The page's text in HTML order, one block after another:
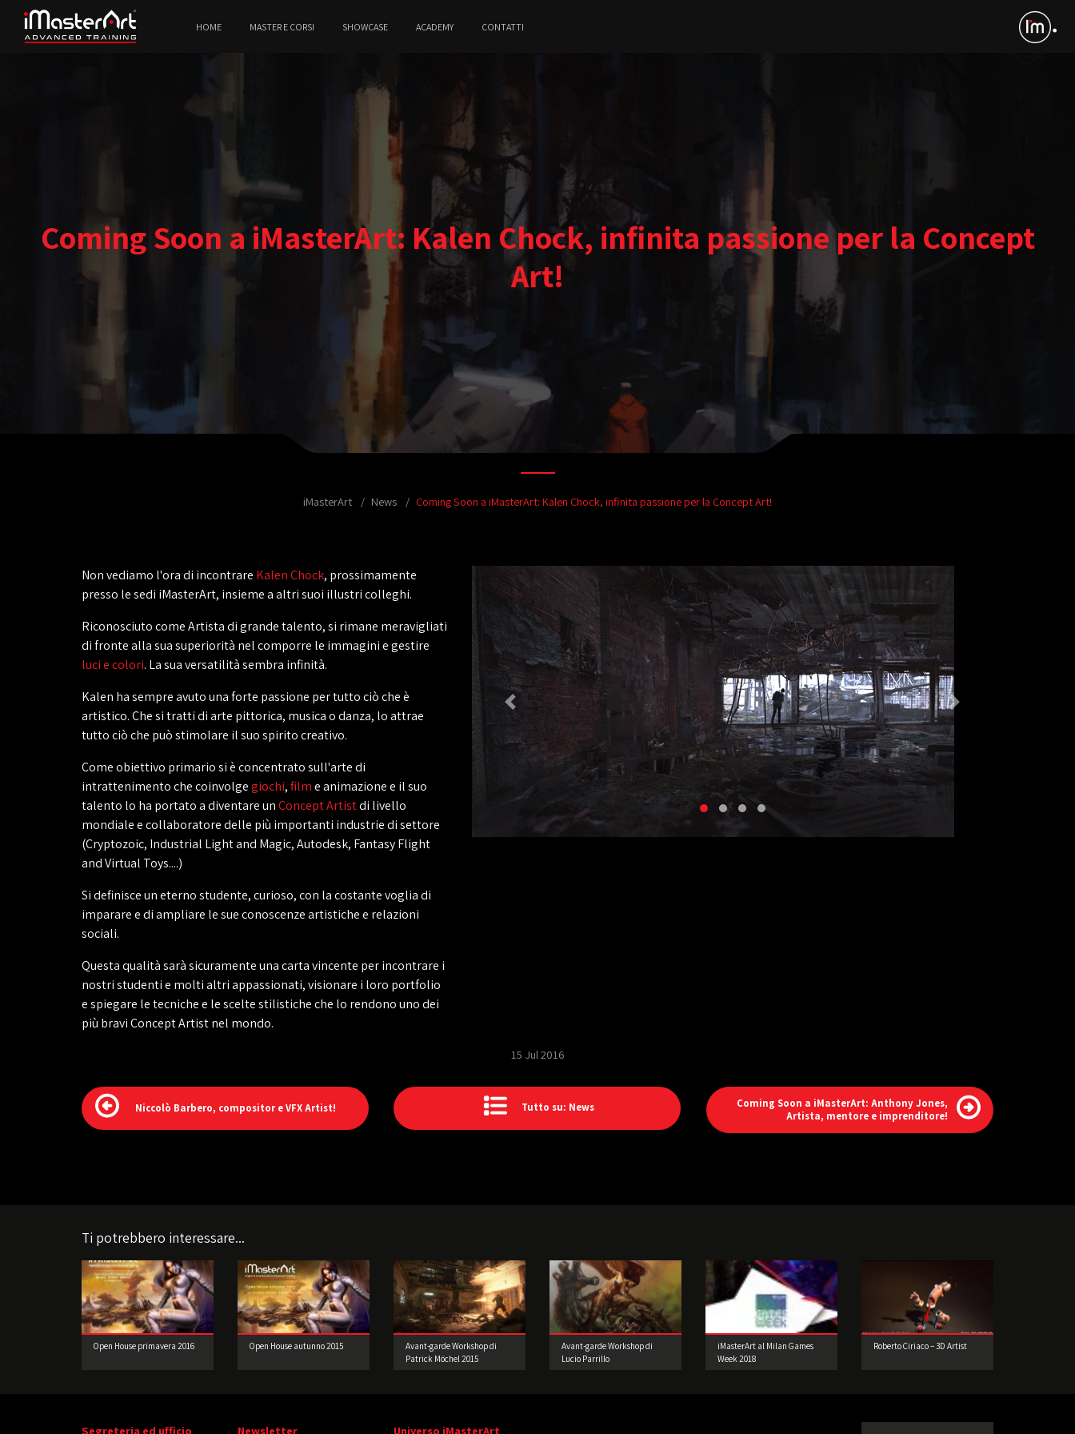
HOME MASTER E CORSI SHOWCASE ACADEMY CONTATTI
Coming Soon a iMasterArt: Kalen Chock, infinita passione per la Concept
Art!
iMasterArt News Coming Soon a iMasterArt: Kalen Chock, infinita passione per la Concept Art!
Non vediamo l'ora di incontrare Kalen Chock, prossimamente
presso le sedi iMasterArt, insieme a altri suoi illustri colleghi.
Riconosciuto come Artista di grande talento, si rimane meravigliati
di fronte alla sua superiorità nel comporre le immagini e gestire
luci e colori. La sua versatilità sembra infinità.
Kalen ha sempre avuto una forte passione per tutto ciò che è
artistico. Che si tratti di arte pittorica, musica o danza, lo attrae
tutto ciò che può stimolare il suo spirito creativo.
Come obiettivo primario si è concentrato sull'arte di
intrattenimento che coinvolgegiochi,filme animazione e il suo
talento lo ha portato a diventare unConcept Artistdi livello
mondiale e collaboratore delle più importanti industrie di settore
(Cryptozoic, Industrial Light and Magic, Autodesk, Fantasy Flight
and Virtual Toys....)
Si definisce un eterno studente, curioso, con la costante voglia di
imparare e di ampliare le sue conoscenze artistiche e relazioni
sociali.
Questa qualità sarà sicuramente una carta vincente per incontrare i
nostri studenti e molti altri appassionati, visionare i loro portfolio
e spiegare le tecniche e le scelte stilistiche che lo rendono uno dei
più bravi Concept Artist nel mondo.
15 Jul 2016
Niccolò Barbero, compositor e VFX Artist! Tutto su: News
Coming Soon a iMasterArt: Anthony Jones,
Artista, mentore e imprenditore!
Ti potrebbero interessare...
Open House primavera 2016 Open House autunno 2015
Avant-garde Workshop di
Patrick Möchel 2015
Avant-garde Workshop di
Lucio Parrillo
iMasterArt al Milan Games
Week 2018
Roberto Ciriaco – 3D Artist
Segreteria ed ufficio Newsletter Universo iMasterArt